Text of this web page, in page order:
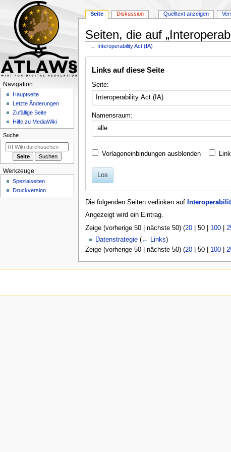
Seiten, die auf
← Interoperability Act (IA)
Navigation
Suche
Links auf diese Seite
Seite:
Namensraum:
alle
Vorlageneinbindungen ausblenden
Los
Die folgenden Seiten verlinken auf
Angezeigt wird ein Eintrag.
Zeige (vorherige 50| nächste 50) (20| 50| 100|
Datenstrategie (← Links)
Zeige (vorherige 50| nächste 50) (20| 50| 100|
N
g
a
i
o
s
Seite Diskussion Quelltext anzeigen
Navigation
Hauptseite
Letzte Änderungen
Zufällige Seite
Hilfe zu MediaWiki
Suche
Werkzeuge
Spezialseiten
Druckversion